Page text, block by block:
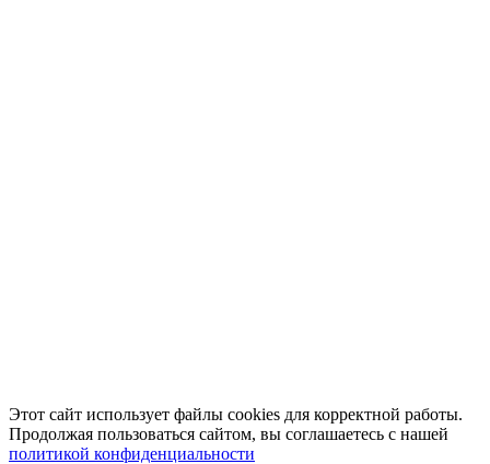
Этот сайт использует файлы cookies для корректной работы.
Продолжая пользоваться сайтом, вы соглашаетесь с нашей
политикой конфиденциальности